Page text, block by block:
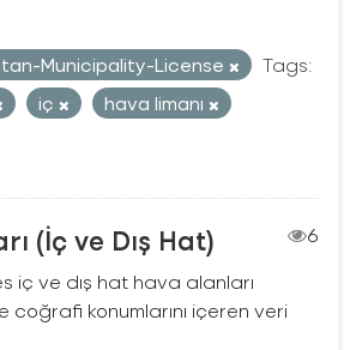
Municipality-License
Tags:
iç
hava limanı
(İç ve Dış Hat)
6
iç ve dış hat hava alanları
coğrafi konumlarını içeren veri